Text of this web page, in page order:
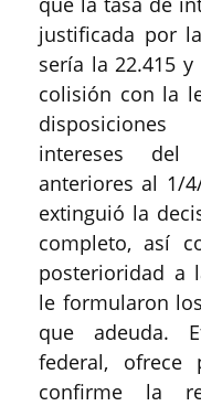
justificada por
sería la 22.415
colisión con la
intereses del
anteriores al 1/
extinguió la
completo, así
posterioridad a
le formularon
que adeuda.
federal,
confirme la